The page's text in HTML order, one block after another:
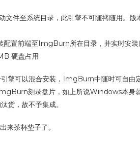
至系统目录，此引擎不可随拷随用。版
前端至ImgBurn所在目录，并实时安装
硬盘占用
擎可以混合安装，ImgBurn中随时可自由
刻录盘片，如上所说Windows本
货，故不予集成。
来茶杯垫子了。